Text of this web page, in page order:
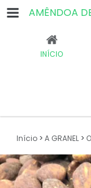
AMÊNDOA
INÍCIO
Início > A GRANEL >